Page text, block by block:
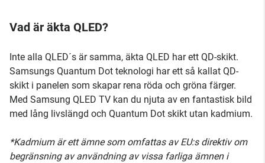
Vad är äkta QLED?
Inte alla QLED´s är samma, äkta QLED har ett QD-skikt.
Samsungs Quantum Dot teknologi har ett så kallat QD-
skikt i panelen som skapar rena röda och gröna färger.
Med Samsung QLED TV kan du njuta av en fantastisk bild
med lång livslängd och Quantum Dot skikt utan kadmium.
*Kadmium är ett ämne som omfattas av EU:s direktiv om
begränsning av användning av vissa farliga ämnen i